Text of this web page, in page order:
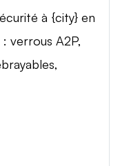
à {city} en
verrous A2P,